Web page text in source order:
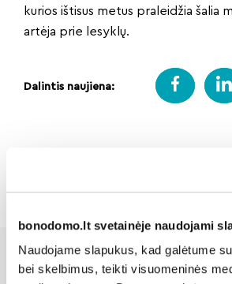
bonodomo.lt svetainėje naudojami
Naudojame slapukus, kad galėtume
bei skelbimus, teikti visuomeninės
kurios ištisus metus praleidžia šalia
artėja prie lesyklų.
Dalintis naujiena: